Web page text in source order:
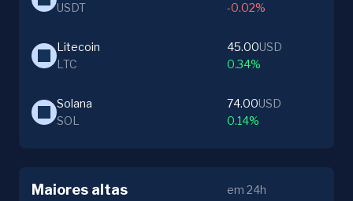
USDT
-0.02%
Litecoin
LTC
45.00USD
0.34%
Solana
SOL
74.00USD
0.14%
Maiores altas em 24h